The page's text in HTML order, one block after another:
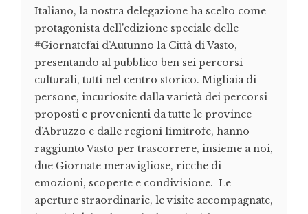
Italiano, la nostra delegazione ha scelto come
protagonista dell'edizione speciale delle
#Giornatefai d’Autunno la Città di Vasto,
presentando al pubblico ben sei percorsi
culturali, tutti nel centro storico. Migliaia di
persone, incuriosite dalla varietà dei percorsi
proposti e provenienti da tutte le province
d’Abruzzo e dalle regioni limitrofe, hanno
raggiunto Vasto per trascorrere, insieme a noi,
due Giornate meravigliose, ricche di
emozioni, scoperte e condivisione. Le
aperture straordinarie, le visite accompagnate,